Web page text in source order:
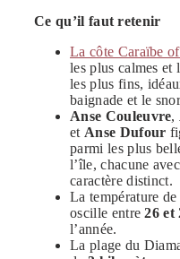
Ce qu’il faut retenir
La côte Caraïbe
les plus calmes et
les plus fins,
baignade et le
Anse Couleuvre,
et Anse Dufour
parmi les plus
l’île, chacune
caractère distinct.
La température
oscille entre26 et
l’année.
La plage du